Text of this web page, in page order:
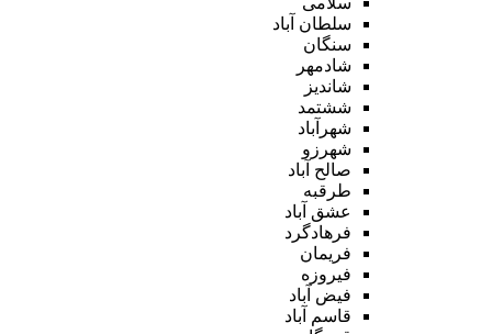
سلطان آباد
سنگان
شادمهر
شاندیز
ششتمد
شهرآباد
شهرزو
صالح آباد
طرقبه
عشق آباد
فرهادگرد
فریمان
فیروزه
فیض آباد
قاسم آباد